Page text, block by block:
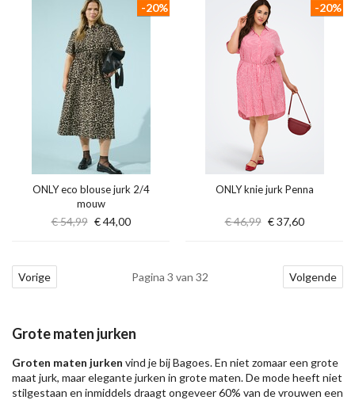
ONLY eco blouse jurk 2/4
mouw
€ 54,99 € 44,00
-20%
ONLY knie jurk Penna
€ 46,99 € 37,60
-20%
Vorige Pagina 3 van 32 Volgende
Grote maten jurken
Groten maten jurken vind je bij Bagoes. En niet zomaar een grote
maat jurk, maar elegante jurken in grote maten. De mode heeft niet
stilgestaan en inmiddels draagt ongeveer 60% van de vrouwen een